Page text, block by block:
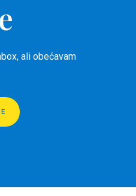
ali obećavam